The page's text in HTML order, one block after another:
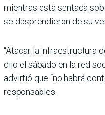
mientras está sentada
se desprendieron de su
“Atacar la infraestructura
dijo el sábado en la red
advirtió que “no habrá
responsables.